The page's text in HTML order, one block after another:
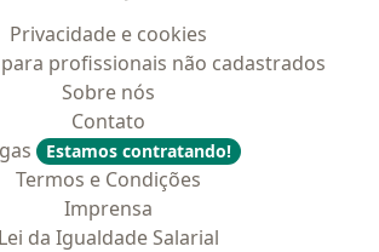
Privacidade e cookies
profissionais não cadastrados
Sobre nós
Contato
Estamos contratando!
Termos e Condições
Imprensa
Lei da Igualdade Salarial